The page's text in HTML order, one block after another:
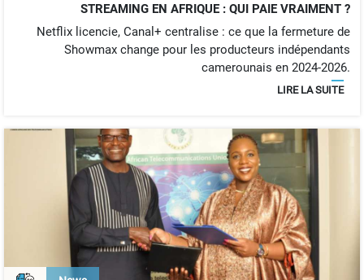
STREAMING EN AFRIQUE : QUI PAIE VRAIMENT ?
Netflix licencie, Canal+ centralise : ce que la fermeture de
Showmax change pour les producteurs indépendants
camerounais en 2024-2026.
LIRE LA SUITE